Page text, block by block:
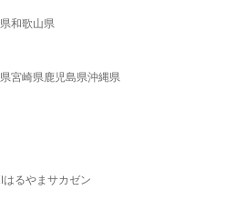
和歌山県
宮崎県鹿児島県沖縄県
はるやま サカゼン